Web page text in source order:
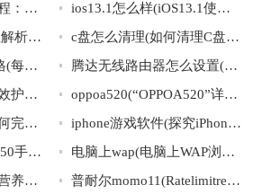
如何刷bios(刷BIOS教程：完整步骤一网打尽)
ios13.1怎么样(iOS13.1使用体验分享：值不值得升级？)
苹果12promax(全方位解析苹果12ProMax的细节与黑科技)
c盘怎么清理(如何清理C盘：最有效的方法)
一人一本平板电脑价格(每人一部平板电脑，价格大揭秘)
腾达无线路由器怎么设置(如何设置腾达无线路由器)
资生堂护肤品套装(高效护肤，闪亮每一天——资生堂全套护肤品值得拥有)
oppoa520(“OPPOA520”详解：配置、功能、使用心得)
怎么保存整个网页(如何完整保存网页内容)
iphone游戏软件(探究iPhone游戏软件市场：前景、趋势与商业模式)
三星8150手机(三星8150手机的功能详解及评测)
电脑上wap(电脑上WAP浏览器如何设置)
营养快线多少钱一箱(营养快线一箱多少钱？价格揭秘！)
普耐尔momo11(Ratelimitreachedfordefault-gpt-3.5-turboinorganizationorg-mQGBEZsfd3sA